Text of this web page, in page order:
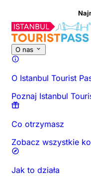
O nas
O Istanbul Tourist
Poznaj Istanbul
Co otrzymasz
Zobacz wszystkie
Jak to działa